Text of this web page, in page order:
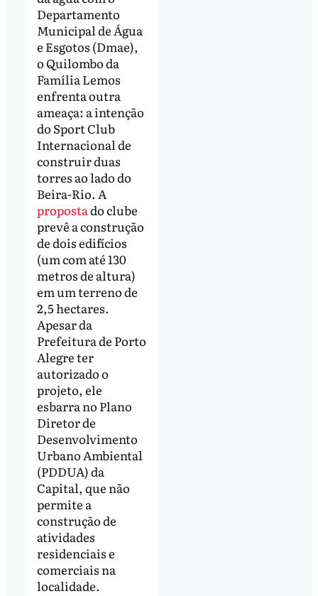
Departamento
Municipal de Água
e Esgotos (Dmae),
o Quilombo da
Família Lemos
enfrenta outra
ameaça: a intenção
do Sport Club
Internacional de
construir duas
torres ao lado do
Beira-Rio. A
propostado clube
prevê a construção
de dois edifícios
(um com até 130
metros de altura)
em um terreno de
2,5 hectares.
Apesar da
Prefeitura de Porto
Alegre ter
autorizado o
projeto, ele
esbarra no Plano
Diretor de
Desenvolvimento
Urbano Ambiental
(PDDUA) da
Capital, que não
permite a
construção de
atividades
residenciais e
comerciais na
localidade.